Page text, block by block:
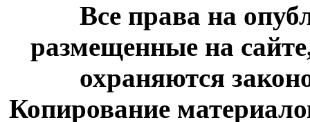
Все права на
размещенные на
охраняются
Копирование